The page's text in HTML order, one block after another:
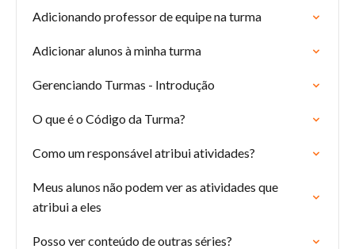
Adicionando professor de equipe na turma
Adicionar alunos à minha turma
Gerenciando Turmas - Introdução
O que é o Código da Turma?
Como um responsável atribui atividades?
Meus alunos não podem ver as atividades que
atribui a eles
Posso ver conteúdo de outras séries?